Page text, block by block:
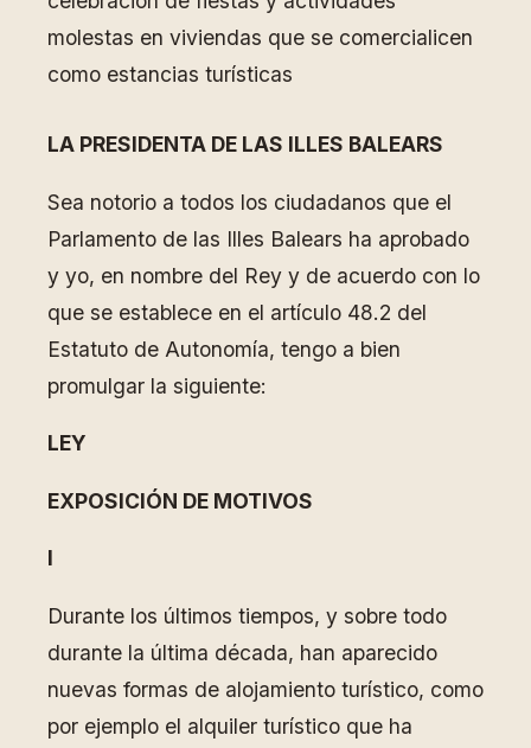
molestas en viviendas que se comercialicen
como estancias turísticas
LA PRESIDENTA DE LAS ILLES BALEARS
Sea notorio a todos los ciudadanos que el
Parlamento de las Illes Balears ha aprobado
y yo, en nombre del Rey y de acuerdo con lo
que se establece en el artículo 48.2 del
Estatuto de Autonomía, tengo a bien
promulgar la siguiente:
LEY
EXPOSICIÓN DE MOTIVOS
I
Durante los últimos tiempos, y sobre todo
durante la última década, han aparecido
nuevas formas de alojamiento turístico, como
por ejemplo el alquiler turístico que ha